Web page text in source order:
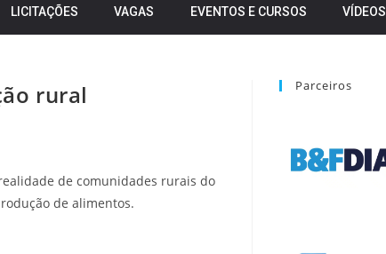
LICITAÇÕES VAGAS EVENTOS E CURSOS VÍDEOS
rural
de comunidades rurais do
de alimentos.
Parceiros